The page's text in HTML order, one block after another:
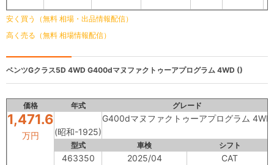
安く買う（無料 相場・出品情報配信）
高く売る（無料 相場情報配信）
ベンツGクラス5D 4WD G400dマヌファクトゥーアプログラム 4WD ()
価格 年式 グレード
1,471.6
万円 (昭和-1925)
G400dマヌファクトゥーアプログラム 4WD
型式 車検 シフト
463350 2025/04 CAT